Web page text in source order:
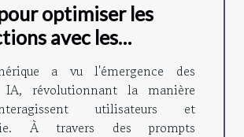
optimiser les
avec les
IA grâce à des
personnalisés
a vu l'émergence des
IA, révolutionnant la manière
utilisateurs et
À travers des prompts